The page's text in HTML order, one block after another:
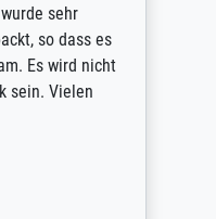
sehr
so dass es
Es wird nicht
sein. Vielen